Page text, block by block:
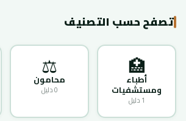
تصفح حسب التصنيف
🏥
أطباء
ومستشفيات
1 دليل
⚖️
محامون
0 دليل